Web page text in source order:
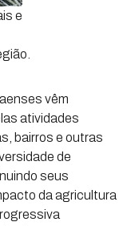
e
vêm
atividades
bairros e outras
de
seus
da agricultura